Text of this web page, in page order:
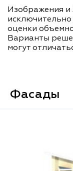
Изображения и
оценки
Варианты
могут
Фасады